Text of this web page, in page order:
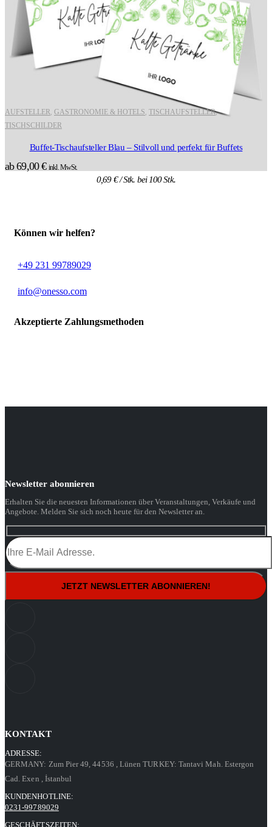
AUFSTELLER, GASTRONOMIE & HOTELS, TISCHAUFSTELLER,
TISCHSCHILDER
Buffet-Tischaufsteller Blau – Stilvoll und perfekt für Buffets
ab69,00€ inkl. MwSt.
0,69€/ Stk. bei 100 Stk.
Können wir helfen?
+49 231 99789029
info@onesso.com
Akzeptierte Zahlungsmethoden
Newsletter abonnieren
Erhalten Sie die neuesten Informationen über Veranstaltungen, Verkäufe und
Angebote. Melden Sie sich noch heute für den Newsletter an.
KONTAKT
ADRESSE:
GERMANY: Zum Pier 49, 44536 , LünenTURKEY: Tantavi Mah. Estergon
Cad. Exen , İstanbul
KUNDENHOTLINE:
0231-99789029
GESCHÄFTSZEITEN: